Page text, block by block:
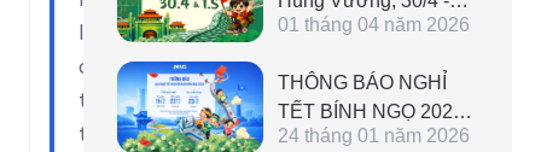
chọn
tải
từng
1/5 năm 2026 dành
01 tháng 04 năm 2026
THÔNG BÁO NGHỈ
TẾT BÍNH NGỌ 2026 -
PENCI
24 tháng 01 năm 2026